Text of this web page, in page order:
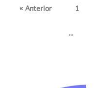
« Anterior 1
…